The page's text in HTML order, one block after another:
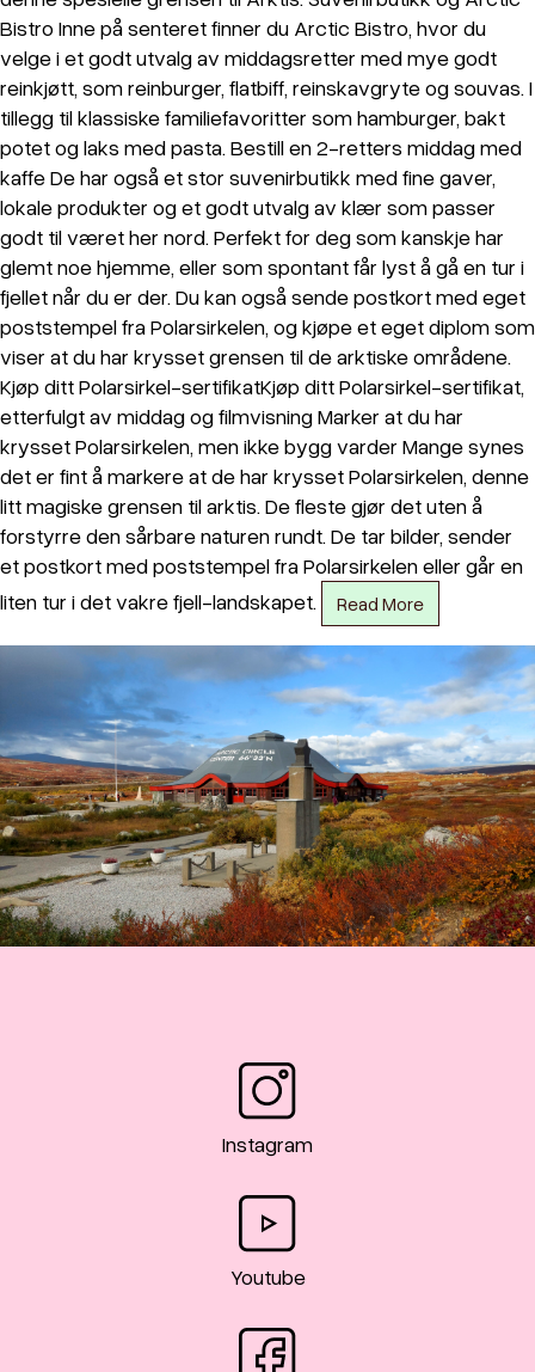
Bistro Inne på senteret finner du Arctic Bistro, hvor du
velge i et godt utvalg av middagsretter med mye godt
reinkjøtt, som reinburger, flatbiff, reinskavgryte og souvas. I
tillegg til klassiske familiefavoritter som hamburger, bakt
potet og laks med pasta. Bestill en 2-retters middag med
kaffe De har også et stor suvenirbutikk med fine gaver,
lokale produkter og et godt utvalg av klær som passer
godt til været her nord. Perfekt for deg som kanskje har
glemt noe hjemme, eller som spontant får lyst å gå en tur i
fjellet når du er der. Du kan også sende postkort med eget
poststempel fra Polarsirkelen, og kjøpe et eget diplom som
viser at du har krysset grensen til de arktiske områdene.
Kjøp ditt Polarsirkel-sertifikatKjøp ditt Polarsirkel-sertifikat,
etterfulgt av middag og filmvisning Marker at du har
krysset Polarsirkelen, men ikke bygg varder Mange synes
det er fint å markere at de har krysset Polarsirkelen, denne
litt magiske grensen til arktis. De fleste gjør det uten å
forstyrre den sårbare naturen rundt. De tar bilder, sender
et postkort med poststempel fra Polarsirkelen eller går en
liten tur i det vakre fjell-landskapet.
Read More
Instagram
Youtube